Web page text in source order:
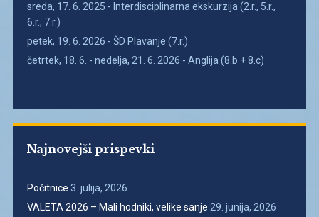
sreda, 17. 6. 2025 - Interdisciplinarna ekskurzija (2.r., 5.r.,
6.r., 7.r.)
petek, 19. 6. 2026 - ŠD Plavanje (7.r.)
četrtek, 18. 6. - nedelja, 21. 6. 2026 - Anglija (8.b + 8.c)
Najnovejši prispevki
Počitnice 3. julija, 2026
VALETA 2026 – Mali hodniki, velike sanje 29. junija, 2026